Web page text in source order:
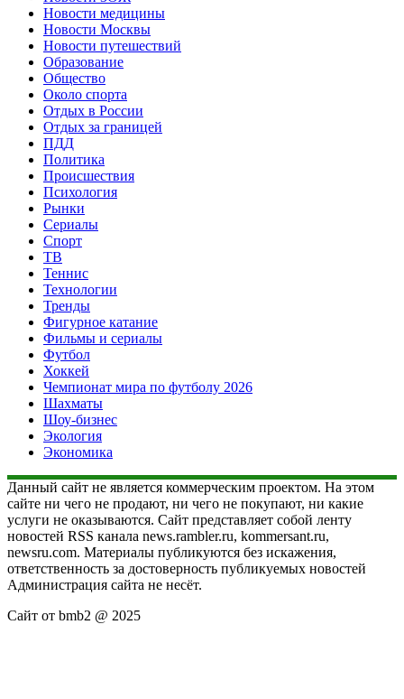
Новости медицины
Новости Москвы
Новости путешествий
Образование
Общество
Около спорта
Отдых в России
Отдых за границей
ПДД
Политика
Происшествия
Психология
Рынки
Сериалы
Спорт
ТВ
Теннис
Технологии
Тренды
Фигурное катание
Фильмы и сериалы
Футбол
Хоккей
Чемпионат мира по футболу 2026
Шахматы
Шоу-бизнес
Экология
Экономика
Данный сайт не является коммерческим проектом. На этом
сайте ни чего не продают, ни чего не покупают, ни какие
услуги не оказываются. Сайт представляет собой ленту
новостей RSS канала news.rambler.ru, kommersant.ru,
newsru.com. Материалы публикуются без искажения,
ответственность за достоверность публикуемых новостей
Администрация сайта не несёт.
Сайт от bmb2 @ 2025